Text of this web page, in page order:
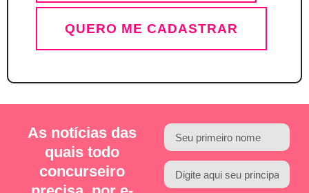
QUERO ME CADASTRAR
As notícias das
quais todo
concurseiro